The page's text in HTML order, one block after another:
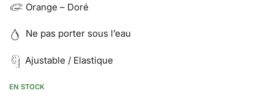
Orange – Doré
Ne pas porter sous l’eau
Ajustable / Elastique
EN STOCK